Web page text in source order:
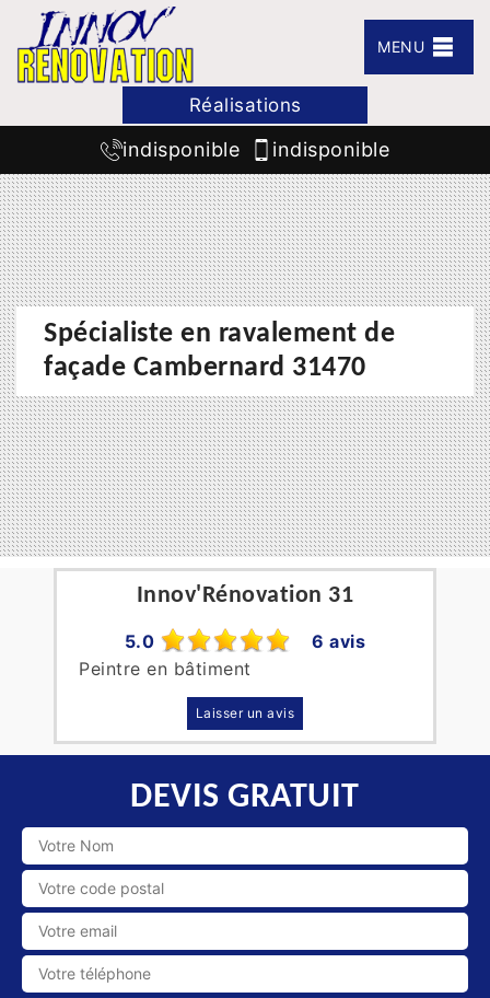
MENU
Réalisations
indisponible indisponible
Spécialiste en ravalement de
façade Cambernard 31470
Innov'Rénovation 31
5.0
6 avis
Peintre en bâtiment
Laisser un avis
DEVIS GRATUIT